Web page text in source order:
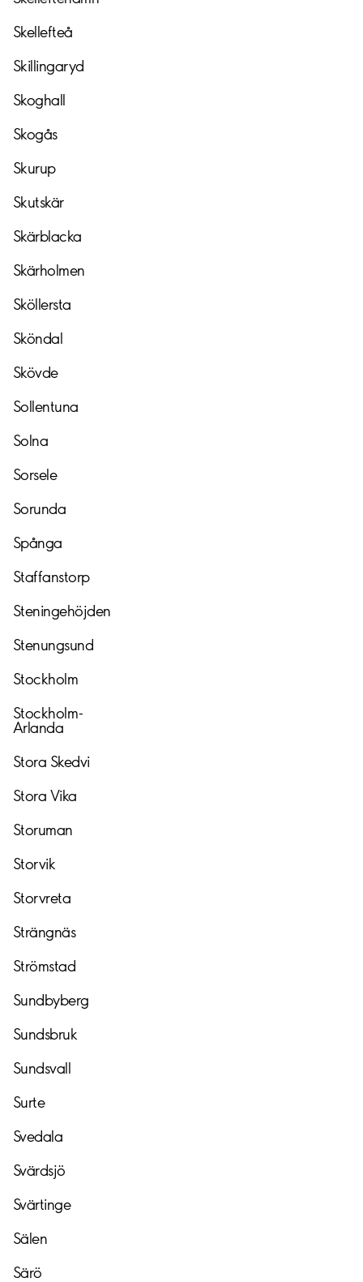
Skellefteå
Skillingaryd
Skoghall
Skogås
Skurup
Skutskär
Skärblacka
Skärholmen
Sköllersta
Sköndal
Skövde
Sollentuna
Solna
Sorsele
Sorunda
Spånga
Staffanstorp
Steningehöjden
Stenungsund
Stockholm
Stockholm-
Arlanda
Stora Skedvi
Stora Vika
Storuman
Storvik
Storvreta
Strängnäs
Strömstad
Sundbyberg
Sundsbruk
Sundsvall
Surte
Svedala
Svärdsjö
Svärtinge
Sälen
Särö